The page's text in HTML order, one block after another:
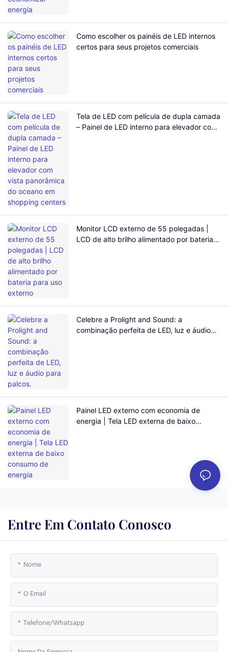
Como escolher os painéis de LED internos
certos para seus projetos comerciais
Tela de LED com película de dupla camada
– Painel de LED interno para elevador com
Monitor LCD externo de 55 polegadas |
LCD de alto brilho alimentado por bateria
Celebre a Prolight and Sound: a
combinação perfeita de LED, luz e áudio
Painel LED externo com economia de
energia | Tela LED externa de baixo
Entre Em Contato Conosco
Nome
O Email
Telefone/whatsapp